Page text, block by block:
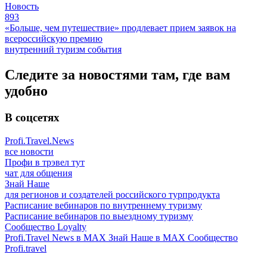
Новость
893
«Больше, чем путешествие» продлевает прием заявок на
всероссийскую премию
внутренний туризм события
Следите за новостями там, где вам
удобно
В соцсетях
Profi.Travel.News
все новости
Профи в трэвел тут
чат для общения
Знай Наше
для регионов и создателей российского турпродукта
Расписание вебинаров по внутреннему туризму
Расписание вебинаров по выездному туризму
Сообщество Loyalty
Profi.Travel News в MAX Знай Наше в MAX Сообщество
Profi.travel